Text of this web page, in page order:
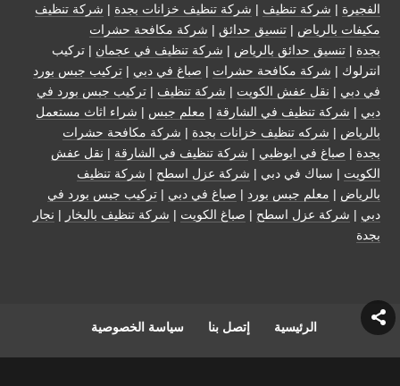
الفجيرة | شركة تنظيف | شركة تنظيف خزانات بجدة | شركة تنظيف
مكيفات بالرياض | تنسيق حدائق | شركة مكافحة حشرات
بجدة | تنسيق حدائق بالرياض | شركة تنظيف في عجمان | تركيب
انترلوك | شركة مكافحة حشرات | صباغ في دبي | تركيب جبس بورد
في دبي | نقل عفش الكويت | شركة تنظيف | تركيب جبس بورد في
دبي | شركة تنظيف في الشارقة | معلم جبس | شراء اثاث مستعمل
بالرياض | شركه تنظيف خزانات بجدة | شركة مكافحة حشرات
بجدة | صباغ في ابوظبي | شركة تنظيف في الشارقة | نقل عفش
الكويت | سباك في دبي | شركة عزل اسطح | شركة تنظيف
بالرياض | معلم جبس بورد | صباغ في دبي | تركيب جبس بورد في
دبي | شركة عزل اسطح | صباغ الكويت | شركة تنظيف بالبخار | نجار
بجدة
الرئيسية إتصل بنا سياسة الخصوصية